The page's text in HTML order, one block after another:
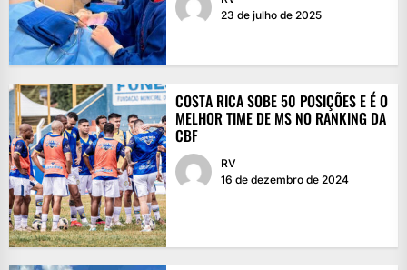
23 de julho de 2025
COSTA RICA SOBE 50 POSIÇÕES E É O
MELHOR TIME DE MS NO RANKING DA
CBF
RV
16 de dezembro de 2024